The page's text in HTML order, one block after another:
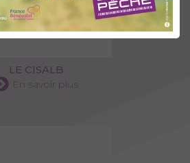
LE CISALB
En savoir plus